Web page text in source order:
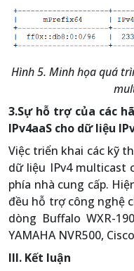
Hình 5. Minh họa quá
3.Sự hỗ trợ của các
IPv4aaS cho dữ liệu
Việc triển khai các kỹ
dữ liệu IPv4 multicast
phía nhà cung cấp.
đều hỗ trợ công nghệ
dòng Buffalo WXR-
YAMAHA NVR500,
III. Kết luận